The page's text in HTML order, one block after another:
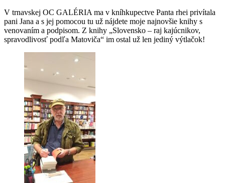
V trnavskej OC GALÉRIA ma v kníhkupectve Panta rhei privítala
pani Jana a s jej pomocou tu už nájdete moje najnovšie knihy s
venovaním a podpisom. Z knihy „Slovensko – raj kajúcnikov,
spravodlivosť podľa Matoviča“ im ostal už len jediný výtlačok!